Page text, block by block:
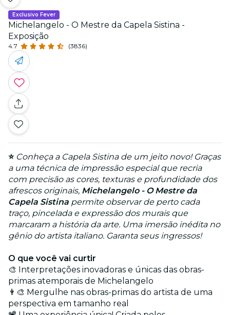
Exclusivo Fever
Michelangelo - O Mestre da Capela Sistina -
Exposição
4.7 (3836)
⭐️ Conheça a Capela Sistina de um jeito novo! Graças
a uma técnica de impressão especial que recria
com precisão as cores, texturas e profundidade dos
afrescos originais, Michelangelo - O Mestre da
Capela Sistina permite observar de perto cada
traço, pincelada e expressão dos murais que
marcaram a história da arte. Uma imersão inédita no
gênio do artista italiano. Garanta seus ingressos!
O que você vai curtir
🎨 Interpretações inovadoras e únicas das obras-
primas atemporais de Michelangelo
👨‍🎨 Mergulhe nas obras-primas do artista de uma
perspectiva em tamanho real